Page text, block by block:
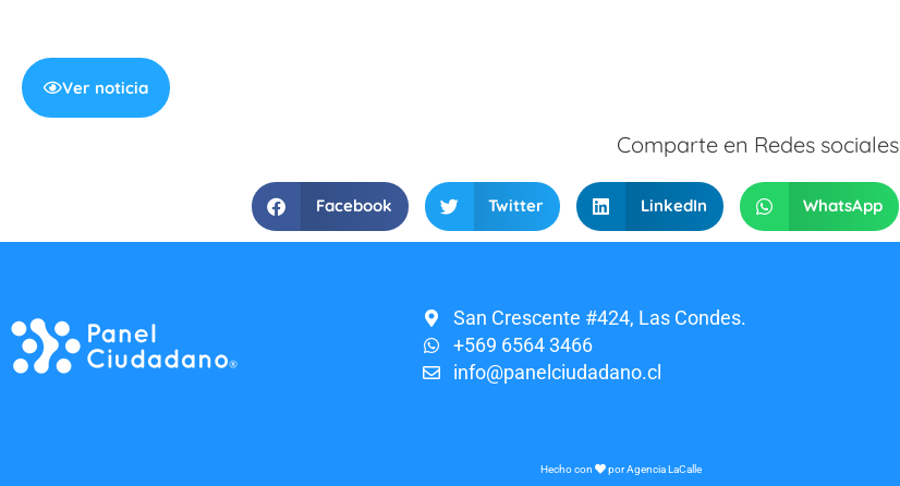
Ver noticia
Comparte en Redes sociales
Facebook Twitter LinkedIn WhatsApp
San Crescente #424, Las Condes.
+569 6564 3466
info@panelciudadano.cl
Hecho con porAgencia LaCalle